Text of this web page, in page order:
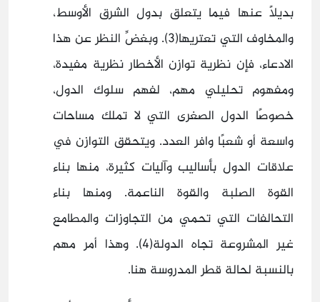
بديلًا عنها فيما يتعلق بدول الشرق الأوسط،
والمخاوف التي تعتريها(3). وبغضِّ النظر عن هذا
الادعاء، فإن نظرية توازن الأخطار نظرية مفيدة،
ومفهوم تحليلي مهم، لفهم سلوك الدول،
خصوصًا الدول الصغرى التي لا تملك مساحات
واسعة أو شعبًا وافر العدد. ويتحقق التوازن في
علاقات الدول بأساليب وآليات كثيرة، منها بناء
القوة الصلبة والقوة الناعمة. ومنها بناء
التحالفات التي تحمي من التجاوزات والمطامع
غير المشروعة تجاه الدولة(4). وهذا أمر مهم
بالنسبة لحالة قطر المدروسة هنا.